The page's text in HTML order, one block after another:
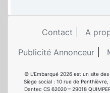
Contact
A
Publicité Annonceur
© L'Embarqué 2026 est un site des
Siège social : 10 rue de
Dantec CS 62020 – 29018